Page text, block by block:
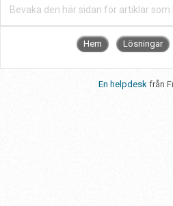
Bevaka den här sidan för artiklar som
Hem Lösningar
En helpdesk från